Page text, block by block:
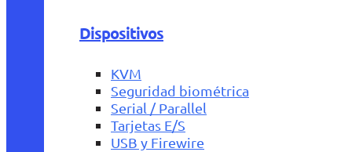
Dispositivos
KVM
Seguridad biométrica
Serial / Parallel
Tarjetas E/S
USB y Firewire